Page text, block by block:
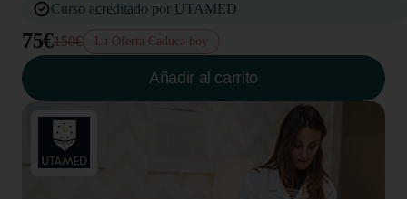
Curso acreditado por UTAMED
75€150€ La Oferta Caduca hoy
Añadir al carrito